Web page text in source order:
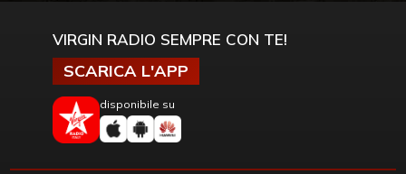
VIRGIN RADIO SEMPRE CON TE!
SCARICA L'APP
disponibile su